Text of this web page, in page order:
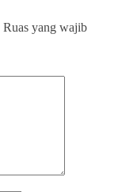
Ruas yang wajib